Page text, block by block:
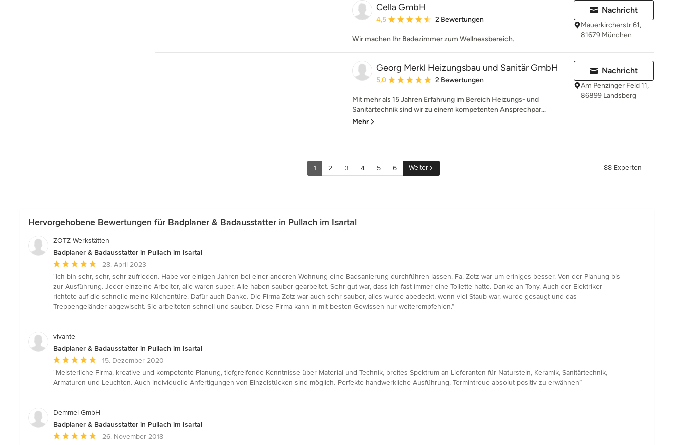
Cella GmbH
Durchschnittliche Bewertung: 4.5 von 5 Sternen
4,5 2 Bewertungen
Wir machen Ihr Badezimmer zum Wellnessbereich.
Nachricht
Mauerkircherstr.61,
81679 München
Georg Merkl Heizungsbau und Sanitär GmbH
Durchschnittliche Bewertung: 5 von 5 Sternen
5,0 2 Bewertungen
Mit mehr als 15 Jahren Erfahrung im Bereich Heizungs- und
Sanitärtechnik sind wir zu einem kompetenten Ansprechpar...
Mehr
Nachricht
Am Penzinger Feld 11,
86899 Landsberg
1 2 3 4 5 6 Weiter 88 Experten
Hervorgehobene Bewertungen für Badplaner & Badausstatter in Pullach im Isartal
ZOTZ Werkstätten
Badplaner & Badausstatter in Pullach im Isartal
Durchschnittliche
Bewertung:
5
von
5
28. April 2023
“Ich bin sehr, sehr, sehr zufrieden. Habe vor einigen Jahren bei einer anderen Wohnung eine Badsanierung durchführen lassen. Fa. Zotz war um eriniges besser. Von der Planung bis
zur Ausführung. Jeder einzelne Arbeiter, alle waren super. Alle haben sauber gearbeitet. Sehr gut war, dass ich fast immer eine Toilette hatte. Danke an Tony. Auch der Elektriker
richtete auf die schnelle meine Küchentüre. Dafür auch Danke. Die Firma Zotz war auch sehr sauber, alles wurde abedeckt, wenn viel Staub war, wurde gesaugt und das
Treppengeländer abgewischt. Sie arbeiteten schnell und sauber. Diese Firma kann in mit besten Gewissen nur weiterempfehlen.”
vivante
Badplaner & Badausstatter in Pullach im Isartal
Durchschnittliche
Bewertung:
5
Sternen
15. Dezember 2020
“Meisterliche Firma, kreative und kompetente Planung, tiefgreifende Kenntnisse über Material und Technik, breites Spektrum an Lieferanten für Naturstein, Keramik, Sanitärtechnik,
Armaturen und Leuchten. Auch individuelle Anfertigungen von Einzelstücken sind möglich. Perfekte handwerkliche Ausführung, Termintreue absolut positiv zu erwähnen”
Demmel GmbH
Badplaner & Badausstatter in Pullach im Isartal
Durchschnittliche26. November 2018